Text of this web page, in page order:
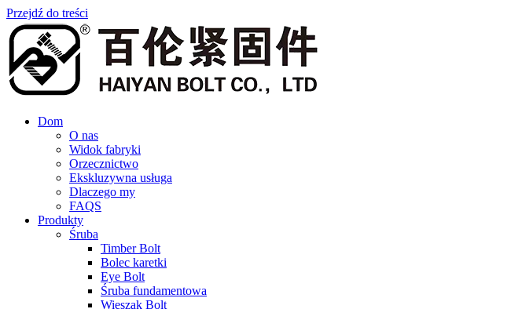
Przejdź do treści
Dom
O nas
Widok fabryki
Orzecznictwo
Ekskluzywna usługa
Dlaczego my
FAQS
Produkty
Śruba
Timber Bolt
Bolec karetki
Eye Bolt
Śruba fundamentowa
Wieszak Bolt